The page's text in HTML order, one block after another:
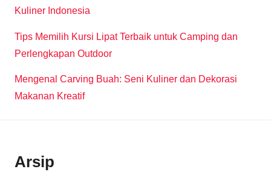
Kuliner Indonesia
Tips Memilih Kursi Lipat Terbaik untuk Camping dan
Perlengkapan Outdoor
Mengenal Carving Buah: Seni Kuliner dan Dekorasi
Makanan Kreatif
Arsip